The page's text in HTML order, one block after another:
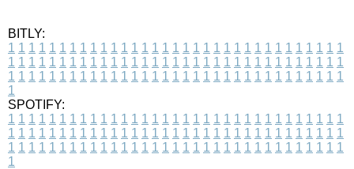
BITLY:
1 1 1 1 1 1 1 1 1 1 1 1 1 1 1 1 1 1 1 1 1 1 1 1 1 1 1 1 1 1 1 1 1
1 1 1 1 1 1 1 1 1 1 1 1 1 1 1 1 1 1 1 1 1 1 1 1 1 1 1 1 1 1 1 1 1
1 1 1 1 1 1 1 1 1 1 1 1 1 1 1 1 1 1 1 1 1 1 1 1 1 1 1 1 1 1 1 1 1
1
SPOTIFY:
1 1 1 1 1 1 1 1 1 1 1 1 1 1 1 1 1 1 1 1 1 1 1 1 1 1 1 1 1 1 1 1 1
1 1 1 1 1 1 1 1 1 1 1 1 1 1 1 1 1 1 1 1 1 1 1 1 1 1 1 1 1 1 1 1 1
1 1 1 1 1 1 1 1 1 1 1 1 1 1 1 1 1 1 1 1 1 1 1 1 1 1 1 1 1 1 1 1 1
1